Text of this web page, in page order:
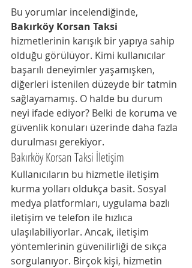
Bu yorumlar incelendiğinde,
Bakırköy Korsan Taksi
hizmetlerinin karışık bir yapıya sahip
olduğu görülüyor. Kimi kullanıcılar
başarılı deneyimler yaşamışken,
diğerleri istenilen düzeyde bir tatmin
sağlayamamış. O halde bu durum
neyi ifade ediyor? Belki de koruma ve
güvenlik konuları üzerinde daha fazla
durulması gerekiyor.
Bakırköy Korsan Taksi İletişim
Kullanıcıların bu hizmetle iletişim
kurma yolları oldukça basit. Sosyal
medya platformları, uygulama bazlı
iletişim ve telefon ile hızlıca
ulaşılabiliyorlar. Ancak, iletişim
yöntemlerinin güvenilirliği de sıkça
sorgulanıyor. Birçok kişi, hizmetin